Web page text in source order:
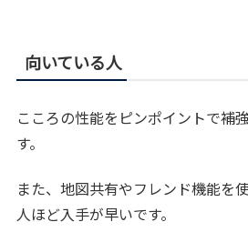
向いている人
こころの性能をピンポイントで補
す。
また、地図共有やフレンド機能を
人ほど入手が早いです。